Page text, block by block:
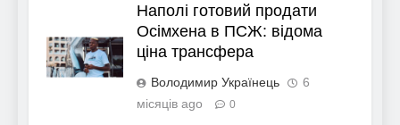
Наполі готовий продати
Осімхена в ПСЖ: відома
ціна трансфера
Володимир Українець
6
місяців ago
0